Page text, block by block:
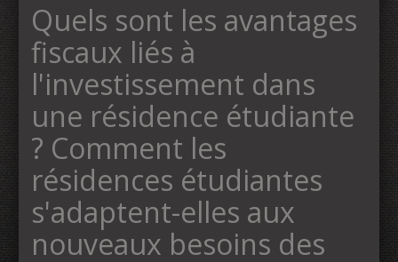
Quels sont les avantages
fiscaux liés à
l'investissement dans
une résidence étudiante
? Comment les
résidences étudiantes
s'adaptent-elles aux
nouveaux besoins des